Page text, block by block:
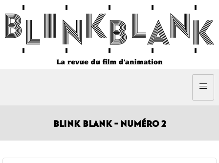
BLINK BLANK - NUMÉRO 2